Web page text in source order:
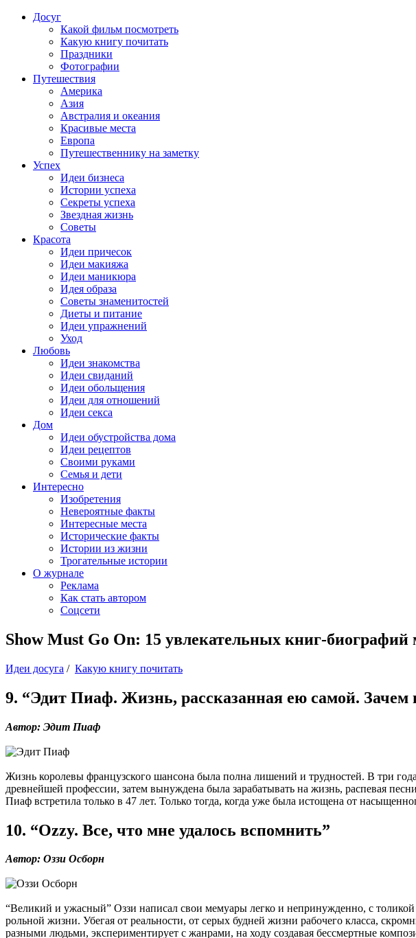
Досуг
Какой фильм посмотреть
Какую книгу почитать
Праздники
Фотографии
Путешествия
Америка
Азия
Австралия и океания
Красивые места
Европа
Путешественнику на заметку
Успех
Идеи бизнеса
Истории успеха
Секреты успеха
Звездная жизнь
Советы
Красота
Идеи причесок
Идеи макияжа
Идеи маникюра
Идея образа
Советы знаменитостей
Диеты и питание
Идеи упражнений
Уход
Любовь
Идеи знакомства
Идеи свиданий
Идеи обольщения
Идеи для отношений
Идеи секса
Дом
Идеи обустройства дома
Идеи рецептов
Своими руками
Семья и дети
Интересно
Изобретения
Невероятные факты
Интересные места
Исторические факты
Истории из жизни
Трогательные истории
О журнале
Реклама
Как стать автором
Соцсети
Show Must Go On: 15 увлекательных книг-биографий
Идеи досуга / Какую книгу почитать
9. “Эдит Пиаф. Жизнь, рассказанная ею самой. Зачем
Автор: Эдит Пиаф
Жизнь королевы французского шансона была полна лишений и трудностей. В три
древнейшей профессии, затем вынуждена была зарабатывать на жизнь, распевая
Пиаф встретила только в 47 лет. Только тогда, когда уже была истощена от
10. “Ozzy. Все, что мне удалось вспомнить”
Автор: Оззи Осборн
“Великий и ужасный” Оззи написал свои мемуары легко и непринужденно, с
рольной жизни. Убегая от реальности, от серых будней жизни рабочего класса,
разными людьми, экспериментирует с жанрами, на ходу создавая бессмертные